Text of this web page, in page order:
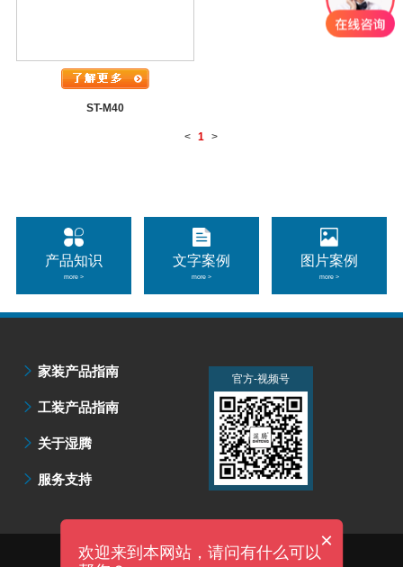
产品知识
more >
文字案例
more >
图片案例
more >
ST-M40
< 1 >
家装产品指南
工装产品指南
关于湿腾
服务支持
官方-微信公众号
官方-视频号
技术支持：明企科技
×
欢迎来到本网站，请问有什么可以